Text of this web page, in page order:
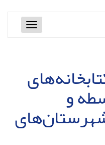
Toggle
navigation
و